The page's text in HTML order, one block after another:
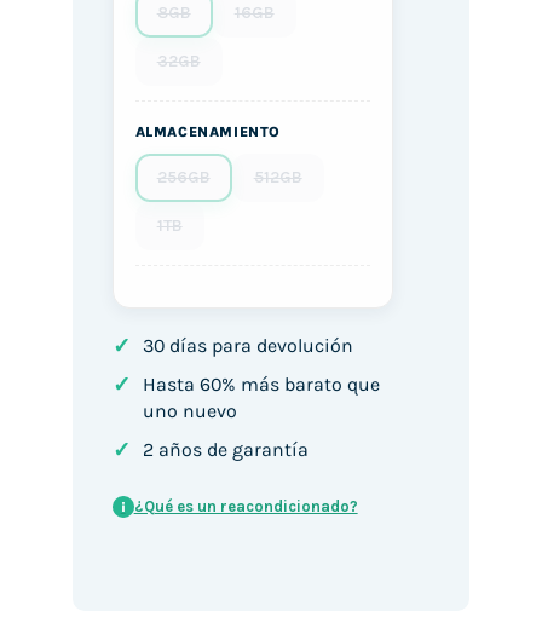
8GB 16GB
32GB
ALMACENAMIENTO
256GB 512GB
1TB
✓ 30 días para devolución
✓
Hasta 60% más barato que
uno nuevo
✓ 2 años de garantía
i ¿Qué es un reacondicionado?